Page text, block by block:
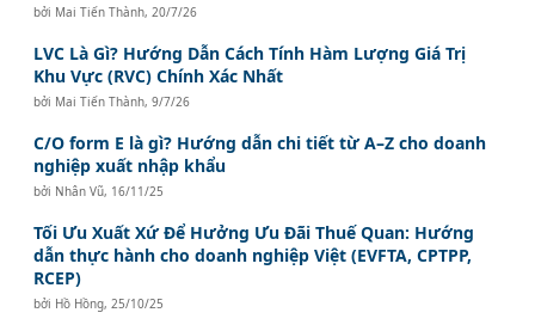
bởi Mai Tiến Thành,20/7/26
LVC Là Gì? Hướng Dẫn Cách Tính Hàm Lượng Giá Trị
Khu Vực (RVC) Chính Xác Nhất
bởi Mai Tiến Thành,9/7/26
C/O form E là gì? Hướng dẫn chi tiết từ A–Z cho doanh
nghiệp xuất nhập khẩu
bởi Nhân Vũ, 16/11/25
Tối Ưu Xuất Xứ Để Hưởng Ưu Đãi Thuế Quan: Hướng
dẫn thực hành cho doanh nghiệp Việt (EVFTA, CPTPP,
RCEP)
bởi Hồ Hồng,25/10/25